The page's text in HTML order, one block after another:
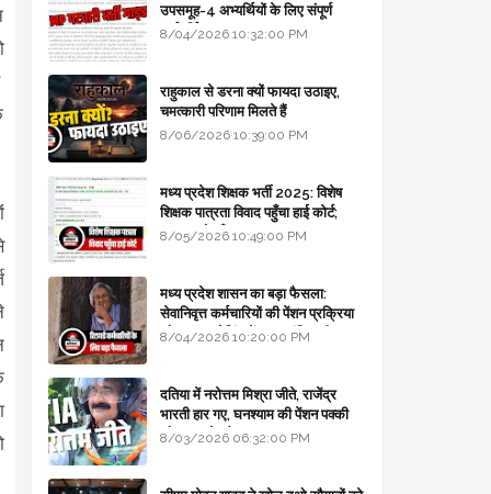
उपसमूह-4 अभ्यर्थियों के लिए संपूर्ण
मार्गदर्शिका
8/04/2026 10:32:00 PM
राहुकाल से डरना क्यों फायदा उठाइए,
चमत्कारी परिणाम मिलते हैं
8/06/2026 10:39:00 PM
मध्य प्रदेश शिक्षक भर्ती 2025: विशेष
शिक्षक पात्रता विवाद पहुँचा हाई कोर्ट;
सरकार से माँगा जवाब
8/05/2026 10:49:00 PM
मध्य प्रदेश शासन का बड़ा फैसला:
सेवानिवृत्त कर्मचारियों की पेंशन प्रक्रिया
और बजट कोडिंग में हुए क्रांतिकारी
8/04/2026 10:20:00 PM
दतिया में नरोत्तम मिश्रा जीते, राजेंद्र
भारती हार गए, घनश्याम की पेंशन पक्की
और आशुतोष बैक टू...
8/03/2026 06:32:00 PM